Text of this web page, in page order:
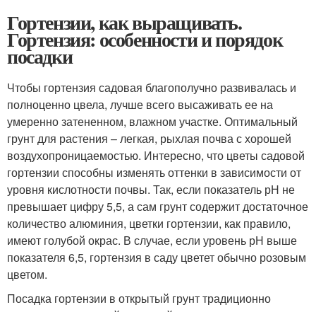
Гортензии, как выращивать.
Гортензия: особенности и порядок
посадки
Чтобы гортензия садовая благополучно развивалась и
полноценно цвела, лучше всего высаживать ее на
умеренно затененном, влажном участке. Оптимальный
грунт для растения – легкая, рыхлая почва с хорошей
воздухопроницаемостью. Интересно, что цветы садовой
гортензии способны изменять оттенки в зависимости от
уровня кислотности почвы. Так, если показатель рН не
превышает цифру 5,5, а сам грунт содержит достаточное
количество алюминия, цветки гортензии, как правило,
имеют голубой окрас. В случае, если уровень рН выше
показателя 6,5, гортензия в саду цветет обычно розовым
цветом.
Посадка гортензии в открытый грунт традиционно